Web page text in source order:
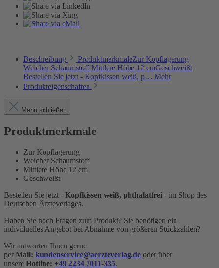
Beschreibung
ProduktmerkmaleZur Kopflagerung
Weicher Schaumstoff Mittlere Höhe 12 cmGeschweißt
Bestellen Sie jetzt - Kopfkissen weiß, p… Mehr
Produkteigenschaften
Menü schließen
Produktmerkmale
Zur Kopflagerung
Weicher Schaumstoff
Mittlere Höhe 12 cm
Geschweißt
Bestellen Sie jetzt - Kopfkissen weiß, phthalatfrei - im Shop des
Deutschen Ärzteverlages.
Haben Sie noch Fragen zum Produkt? Sie benötigen ein
individuelles Angebot bei Abnahme von größeren Stückzahlen?
Wir antworten Ihnen gerne
per Mail: kundenservice@aerzteverlag.de oder über
unsere Hotline: +49 2234 7011-335.